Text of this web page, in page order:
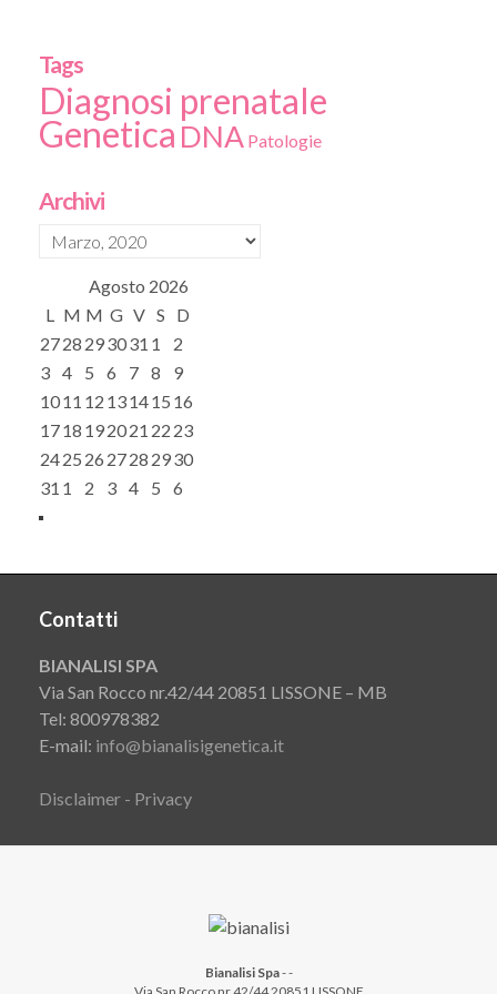
Tags
Diagnosi prenatale
Genetica DNA Patologie
Archivi
Agosto 2026
L M M G V S
D
2728 293031 1
2
3 4 5 6 7 8
9
1011 12 131415 16
1718 192021 22 23
2425 26 2728 2930
31 1 2 3 4 5 6
Contatti
BIANALISI SPA
Via San Rocco nr.42/44 20851 LISSONE – MB
Tel: 800978382
E-mail: info@bianalisigenetica.it
Disclaimer - Privacy
Bianalisi Spa--